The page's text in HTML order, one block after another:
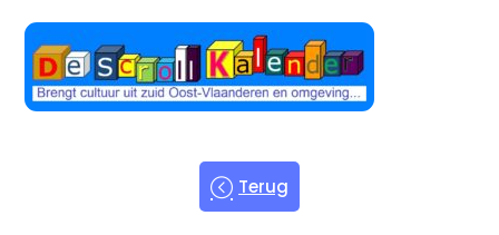
Terug